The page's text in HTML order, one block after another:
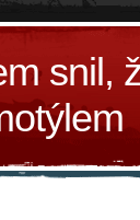
snil,